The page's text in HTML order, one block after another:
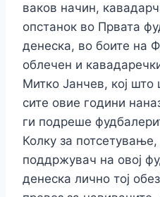
ваков начин,
опстанок во Првата
денеска, во боите на
облечен и
Митко Јанчев, кој
сите овие години
ги подреше
Колку за
поддржувач на овој
денеска лично тој